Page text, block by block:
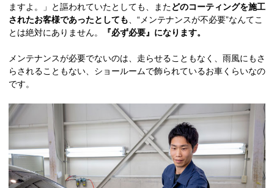
ますよ。」と謳われていたとしても、またどのコーティングを施工
されたお客様であったとしても、“メンテナンスが不必要”なんてこ
とは絶対にありません。
『必ず必要』になります。
メンテナンスが必要でないのは、走らせることもなく、雨風にもさ
らされることもない、ショールームで飾られているお車くらいなの
です。